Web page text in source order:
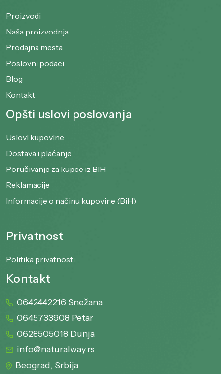
Proizvodi
Naša proizvodnja
Prodajna mesta
Poslovni podaci
Blog
Kontakt
Opšti uslovi poslovanja
Uslovi kupovine
Dostava i plaćanje
Poručivanje za kupce iz BIH
Reklamacije
Informacije o načinu kupovine (BiH)
Privatnost
Politika privatnosti
Kontakt
0642442216 Snežana
0645733908 Petar
0628505018 Dunja
info@naturalway.rs
Beograd, Srbija